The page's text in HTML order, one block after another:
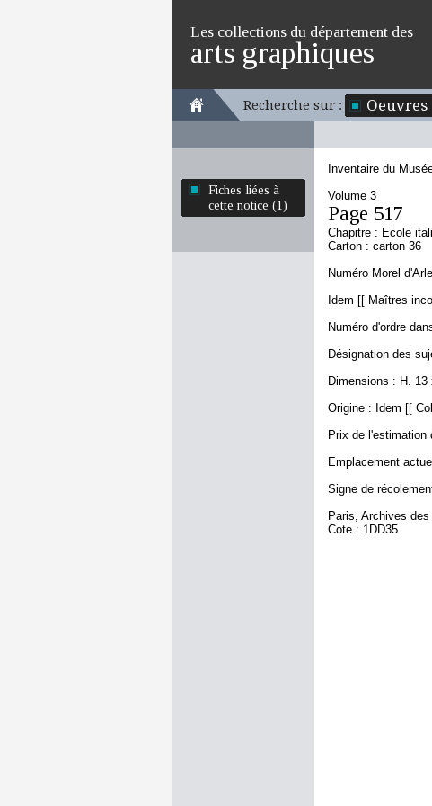
Les collections du département des
arts graphiques
Recherche sur : Oeuvres
Fiches liées à
cette notice (1)
Inventaire du
Volume 3
Page 517
Chapitre : Ecole
Carton : carton 36
Numéro Morel
Idem [[ Maîtres
Numéro d'ordre
Désignation des
Dimensions : H. 13
Origine : Idem [[
Prix de l'estimation
Emplacement
Signe de
Paris, Archives
Cote : 1DD35